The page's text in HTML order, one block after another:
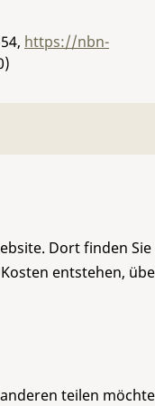
, https://nbn-
Dort finden Sie
entstehen,
teilen